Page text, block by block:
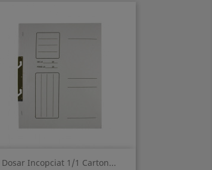
Dosar Incopciat 1/1 Carton...
Vizualizare rapida